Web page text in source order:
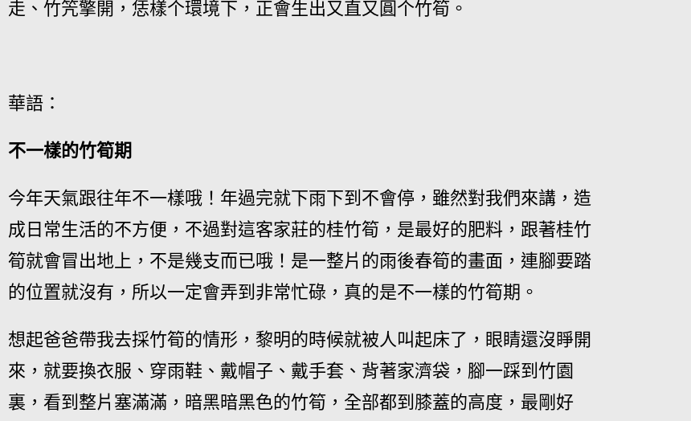
走、竹笐擎開，恁樣个環境下，正會生出又直又圓个竹筍。
華語：
不一樣的竹筍期
今年天氣跟往年不一樣哦！年過完就下雨下到不會停，雖然對我們來講，造
成日常生活的不方便，不過對這客家莊的桂竹筍，是最好的肥料，跟著桂竹
筍就會冒出地上，不是幾支而已哦！是一整片的雨後春筍的畫面，連腳要踏
的位置就沒有，所以一定會弄到非常忙碌，真的是不一樣的竹筍期。
想起爸爸帶我去採竹筍的情形，黎明的時候就被人叫起床了，眼睛還沒睜開
來，就要換衣服、穿雨鞋、戴帽子、戴手套、背著家濟袋，腳一踩到竹園
裏，看到整片塞滿滿，暗黑暗黑色的竹筍，全部都到膝蓋的高度，最剛好